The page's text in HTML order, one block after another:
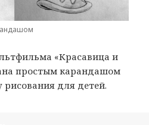
«Красавица и
простым карандашом
для детей.